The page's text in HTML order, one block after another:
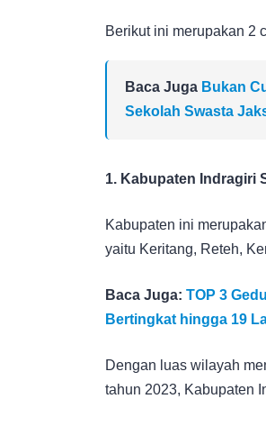
Berikut ini merupakan 2
Baca Juga Bukan
Sekolah Swasta
1. Kabupaten Indragiri
Kabupaten ini
yaitu Keritang, Reteh,
Baca Juga: TOP 3
Bertingkat hingga 19
Dengan luas wilayah
tahun 2023, Kabupaten